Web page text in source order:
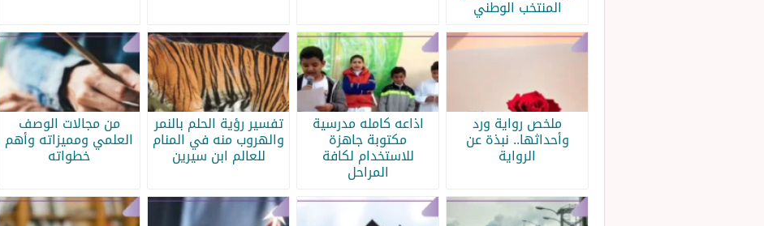
المنتخب الوطني
ملخص رواية ورد
وأحداثها.. نبذة عن
الرواية
اذاعه كامله مدرسية
مكتوبة جاهزة
للاستخدام لكافة
المراحل
تفسير رؤية الحلم بالنمر
والهروب منه في المنام
للعالم ابن سيرين
من مجالات الوصف
العلمي ومميزاته وأهم
خطواته